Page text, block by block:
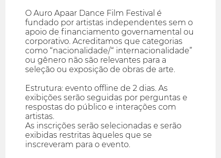
O Auro Apaar Dance Film Festival é
fundado por artistas independentes sem o
apoio de financiamento governamental ou
corporativo. Acreditamos que categorias
como “nacionalidade/“ internacionalidade”
ou gênero não são relevantes para a
seleção ou exposição de obras de arte.
Estrutura: evento offline de 2 dias. As
exibições serão seguidas por perguntas e
respostas do público e interações com
artistas.
As inscrições serão selecionadas e serão
exibidas restritas àqueles que se
inscreveram para o evento.